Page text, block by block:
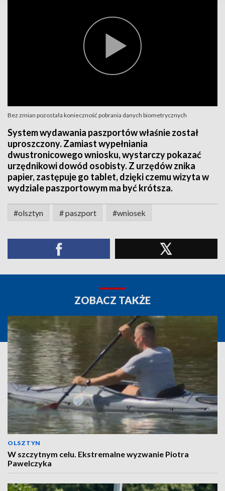
Bez zmian pozostała konieczność pobrania danych biometrycznych
System wydawania paszportów właśnie został
uproszczony. Zamiast wypełniania
dwustronicowego wniosku, wystarczy pokazać
urzędnikowi dowód osobisty. Z urzędów znika
papier, zastępuje go tablet, dzięki czemu wizyta w
wydziale paszportowym ma być krótsza.
#olsztyn # paszport #wniosek
ZOBACZ TAKŻE
OLSZTYN
W szczytnym celu. Ekstremalne wyzwanie Piotra
Pawelczyka